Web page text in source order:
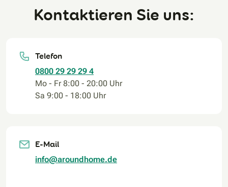
Kontaktieren Sie uns:
Telefon
0800 29 29 29 4
Mo - Fr 8:00 - 20:00 Uhr
Sa 9:00 - 18:00 Uhr
E-Mail
info@aroundhome.de